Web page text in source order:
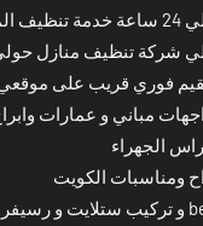
حولي
شركة تنظيف منازل
فوري قريب على
مباني و عمارات
الجهراء
ومناسبات الكويت